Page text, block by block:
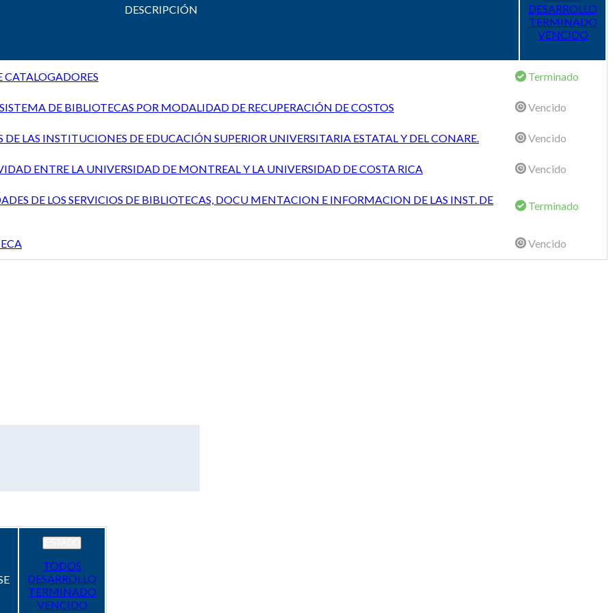
DESCRIPCIÓN
DESARROLLO
TERMINADO
VENCIDO
Terminado
DE BIBLIOTECAS POR MODALIDAD DE RECUPERACIÓN DE COSTOS Vencido
LAS INSTITUCIONES DE EDUCACIÓN SUPERIOR UNIVERSITARIA ESTATAL Y DEL CONARE. Vencido
ENTRE LA UNIVERSIDAD DE MONTREAL Y LA UNIVERSIDAD DE COSTA RICA Vencido
DE LOS SERVICIOS DE BIBLIOTECAS, DOCU MENTACION E INFORMACION DE LAS INST. DE
Terminado
Vencido
TODOS
DESARROLLO
TERMINADO
VENCIDO